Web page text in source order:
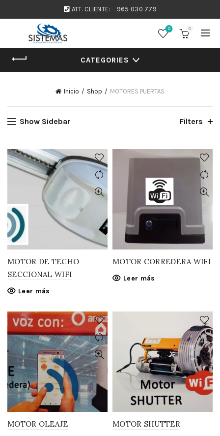
ATT. CLIENTE: 965 030 779
0 0
CATEGORIES
Inicio Shop MOTORES PUERTAS
Show Sidebar Filters
MOTOR DE TECHO
SECCIONAL WIFI
Leer más
MOTOR CORREDERA WIFI
Leer más
MOTOR OLEAJE MOTOR SHUTTER